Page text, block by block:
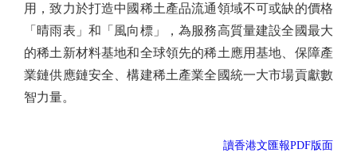
用，致力於打造中國稀土產品流通領域不可或缺的價格
「晴雨表」和「風向標」，為服務高質量建設全國最大
的稀土新材料基地和全球領先的稀土應用基地、保障產
業鏈供應鏈安全、構建稀土產業全國統一大市場貢獻數
智力量。
讀香港文匯報PDF版面